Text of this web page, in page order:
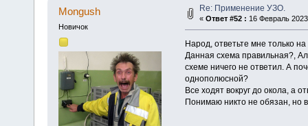
Mongush
Новичок
Re: Применение УЗО.
« Ответ #52 : 16 Февраль
Народ, ответьте мне только
Данная схема правильная?,
схеме ничего не ответил. А
однополюсной?
Все ходят вокруг до окола, а
Понимаю никто не обязан, но